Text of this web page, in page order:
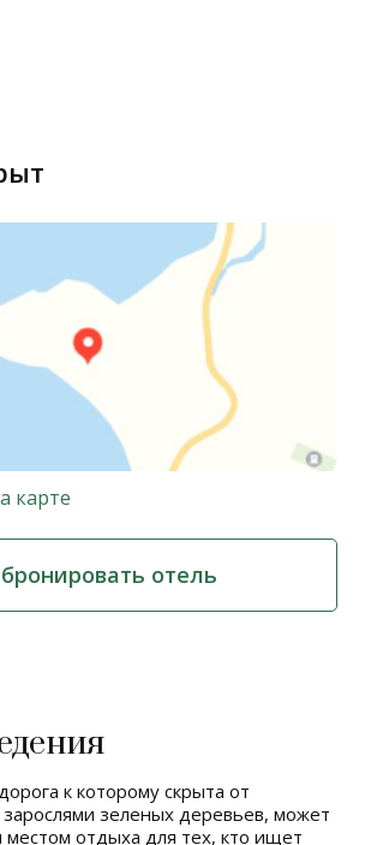
к которому скрыта от
зарослями зеленых деревьев, может
местом отдыха для тех, кто ищет
карте
отель